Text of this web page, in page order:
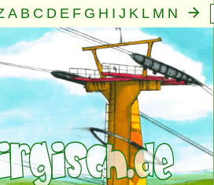
A B C D E F G H I J K L M N
O P Q
· Gemeinschaft·